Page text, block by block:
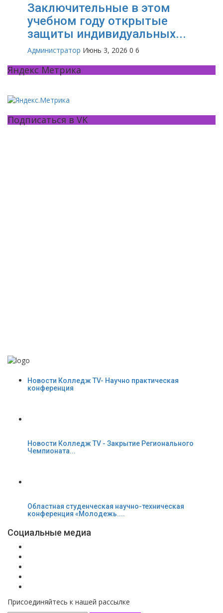
Заключительные в этом
учебном году открытые
защиты индивидуальных...
Администратор Июнь 3, 2026 0 6
Яндекс Метрика
Подписаться в VK
Новости Колледж TV- Научно практическая
конференция
Новости Колледж TV - Закрытие Регионального
Чемпионата...
Областная студенческая научно-техническая
конференция «Молодежь....
Социальные медиа
Присоединяйтесь к нашей рассылке